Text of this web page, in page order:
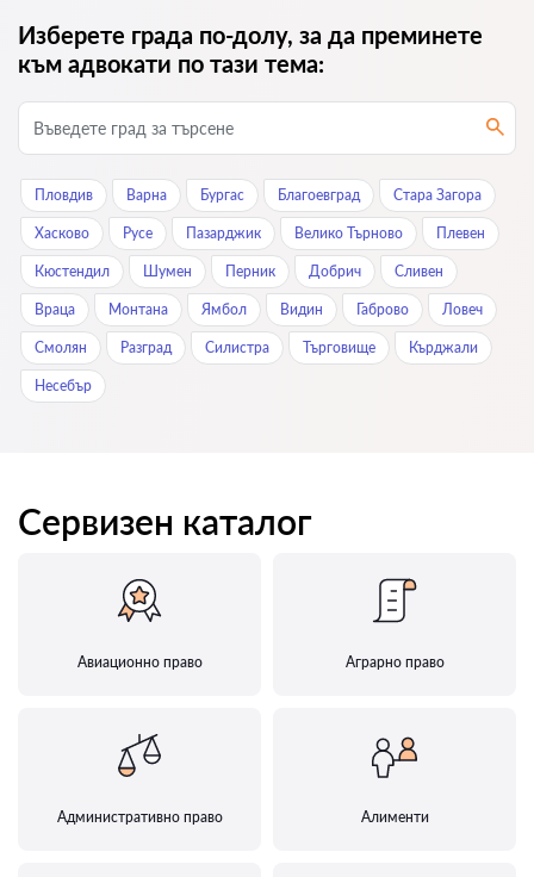
Изберете града по-долу, за да преминете
към адвокати по тази тема:
Пловдив Варна Бургас Благоевград Стара Загора
Хасково Русе Пазарджик Велико Търново Плевен
Кюстендил Шумен Перник Добрич Сливен
Враца Монтана Ямбол Видин Габрово Ловеч
Смолян Разград Силистра Търговище Кърджали
Нeсeбър
Сервизен каталог
Авиационно право Аграрно право
Административно право Алименти